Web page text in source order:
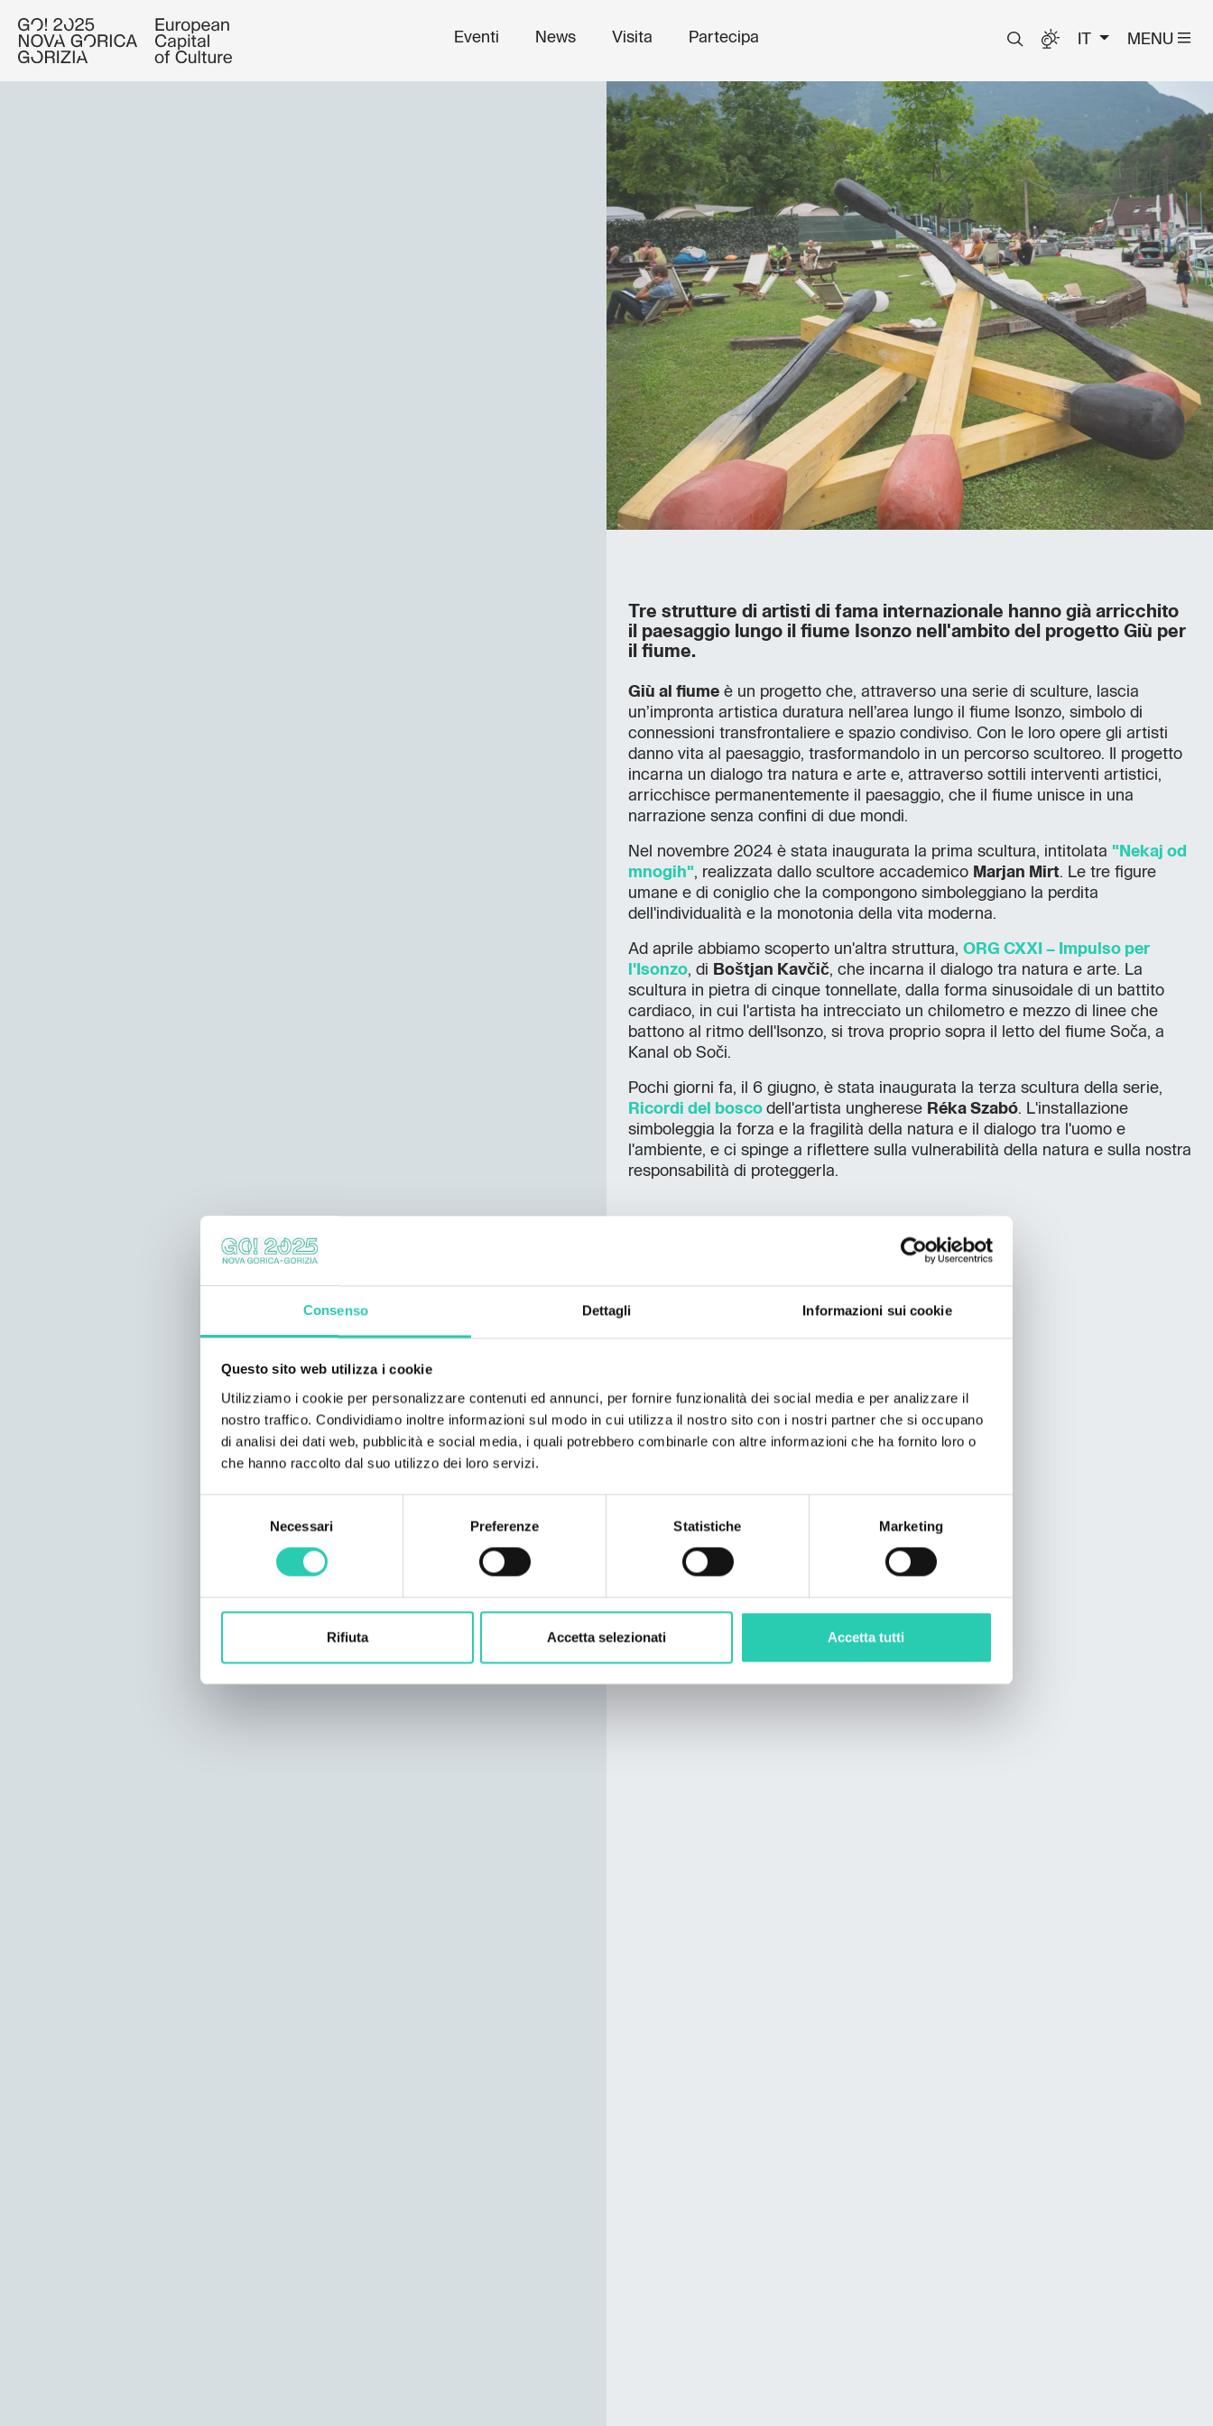
Consenso Dettagli Informazioni sui cookie
Questo sito web utilizza i cookie
Utilizziamo i cookie per personalizzare contenuti ed annunci, per fornire funzionalità dei social media e per analizzare il
nostro traffico. Condividiamo inoltre informazioni sul modo in cui utilizza il nostro sito con i nostri partner che si occupano
di analisi dei dati web, pubblicità e social media, i quali potrebbero combinarle con altre informazioni che ha fornito loro o
che hanno raccolto dal suo utilizzo dei loro servizi.
Necessari Preferenze Statistiche Marketing
Rifiuta Accetta selezionati Accetta tutti
Eventi News Visita Partecipa IT MENU
Tre strutture di artisti di fama internazionale hanno già arricchito
il paesaggio lungo il fiume Isonzo nell'ambito del progetto Giù per
il fiume.
Giù al fiume è un progetto che, attraverso una serie di sculture, lascia
un’impronta artistica duratura nell’area lungo il fiume Isonzo, simbolo di
connessioni transfrontaliere e spazio condiviso. Con le loro opere gli artisti
danno vita al paesaggio, trasformandolo in un percorso scultoreo. Il progetto
incarna un dialogo tra natura e arte e, attraverso sottili interventi artistici,
arricchisce permanentemente il paesaggio, che il fiume unisce in una
narrazione senza confini di due mondi.
Nel novembre 2024 è stata inaugurata la prima scultura, intitolata "Nekaj od
mnogih", realizzata dallo scultore accademico Marjan Mirt. Le tre figure
umane e di coniglio che la compongono simboleggiano la perdita
dell'individualità e la monotonia della vita moderna.
Ad aprile abbiamo scoperto un'altra struttura, ORG CXXI – Impulso per
l'Isonzo, di Boštjan Kavčič, che incarna il dialogo tra natura e arte. La
scultura in pietra di cinque tonnellate, dalla forma sinusoidale di un battito
cardiaco, in cui l'artista ha intrecciato un chilometro e mezzo di linee che
battono al ritmo dell'Isonzo, si trova proprio sopra il letto del fiume Soča, a
Kanal ob Soči.
Pochi giorni fa, il 6 giugno, è stata inaugurata la terza scultura della serie,
Ricordi del bosco dell'artista ungherese Réka Szabó. L'installazione
simboleggia la forza e la fragilità della natura e il dialogo tra l'uomo e
l'ambiente, e ci spinge a riflettere sulla vulnerabilità della natura e sulla nostra
responsabilità di proteggerla.